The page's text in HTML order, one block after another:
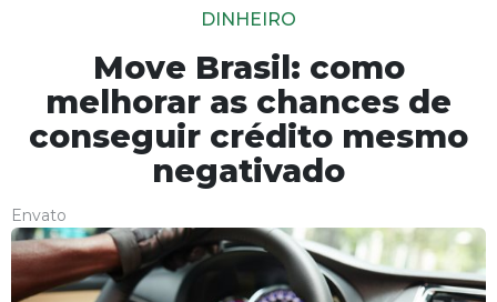
DINHEIRO
Move Brasil: como
melhorar as chances de
conseguir crédito mesmo
negativado
Envato